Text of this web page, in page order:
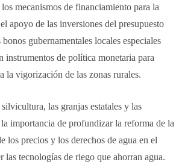
mecanismos de financiamiento para la
apoyo de las inversiones del presupuesto
gubernamentales locales especiales
instrumentos de política monetaria para
la vigorización de las zonas rurales.
las granjas estatales y las
importancia de profundizar la reforma de la
los precios y los derechos de agua en el
tecnologías de riego que ahorran agua.